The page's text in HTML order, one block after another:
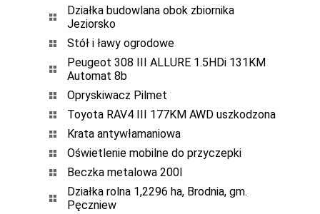
Działka budowlana obok zbiornika
Jeziorsko
Stół i ławy ogrodowe
Peugeot 308 III ALLURE 1.5HDi 131KM
Automat 8b
Opryskiwacz Pilmet
Toyota RAV4 III 177KM AWD uszkodzona
Krata antywłamaniowa
Oświetlenie mobilne do przyczepki
Beczka metalowa 200l
Działka rolna 1,2296 ha, Brodnia, gm.
Pęczniew